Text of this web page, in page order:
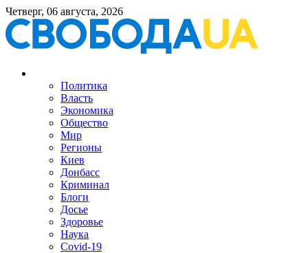
Четверг, 06 августа, 2026
Политика
Власть
Экономика
Общество
Мир
Регионы
Киев
Донбасс
Криминал
Блоги
Досье
Здоровье
Наука
Covid-19